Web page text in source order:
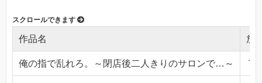
作品名 放
俺の指で乱れろ。～閉店後二人きりのサロンで…～ Ｔ